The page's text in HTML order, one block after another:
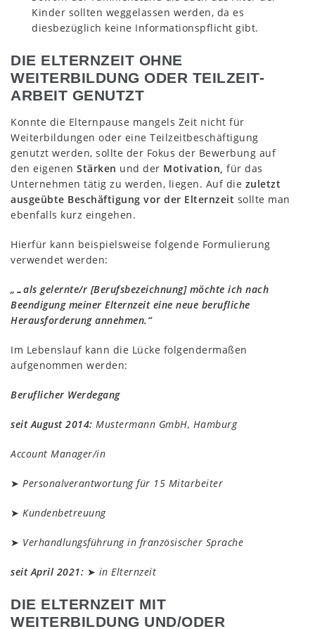
Kinder sollten weggelassen werden, da es
diesbezüglich keine Informationspflicht gibt.
DIE ELTERNZEIT OHNE
WEITERBILDUNG ODER TEILZEIT-
ARBEIT GENUTZT
Konnte die Elternpause mangels Zeit nicht für
Weiterbildungen oder eine Teilzeitbeschäftigung
genutzt werden, sollte der Fokus der Bewerbung auf
den eigenen Stärken und der Motivation, für das
Unternehmen tätig zu werden, liegen. Auf die zuletzt
ausgeübte Beschäftigung vor der Elternzeit sollte man
ebenfalls kurz eingehen.
Hierfür kann beispielsweise folgende Formulierung
verwendet werden:
„…als gelernte/r [Berufsbezeichnung] möchte ich nach
Beendigung meiner Elternzeit eine neue berufliche
Herausforderung annehmen.“
Im Lebenslauf kann die Lücke folgendermaßen
aufgenommen werden:
Beruflicher Werdegang
seit August 2014: Mustermann GmbH, Hamburg
Account Manager/in
➤ Personalverantwortung für 15 Mitarbeiter
➤ Kundenbetreuung
➤ Verhandlungsführung in französischer Sprache
seit April 2021: ➤ in Elternzeit
DIE ELTERNZEIT MIT
WEITERBILDUNG UND/ODER